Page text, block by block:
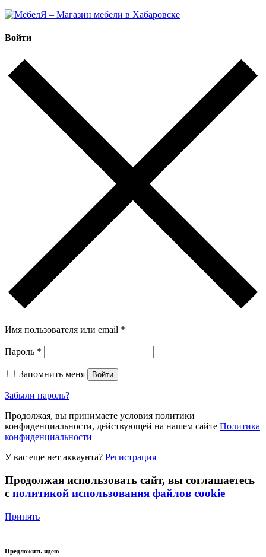
Войти
Имя пользователя или email *
Пароль *
Запомнить меня Войти
Забыли пароль?
Продолжая, вы принимаете условия политики
конфиденциальности, действующей на нашем сайте Политика
конфиденциальности
У вас еще нет аккаунта? Регистрация
Продолжая использовать сайт, вы соглашаетесь
с политикой использования файлов cookie
Принять
Предложить идею